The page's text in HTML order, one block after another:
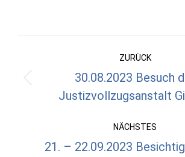
ZURÜCK
Vorheriger
Beitrag:
30.08.2023 Besuch
Justizvollzugsanstalt
NÄCHSTES
21. – 22.09.2023